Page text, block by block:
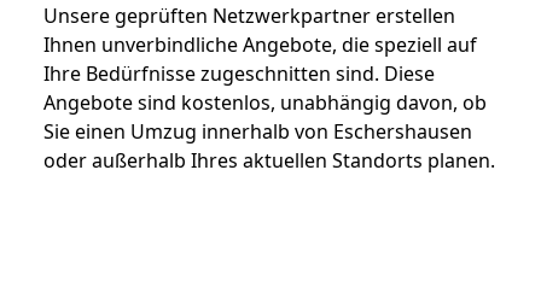
Unsere geprüften Netzwerkpartner erstellen
Ihnen unverbindliche Angebote, die speziell auf
Ihre Bedürfnisse zugeschnitten sind. Diese
Angebote sind kostenlos, unabhängig davon, ob
Sie einen Umzug innerhalb von Eschershausen
oder außerhalb Ihres aktuellen Standorts planen.